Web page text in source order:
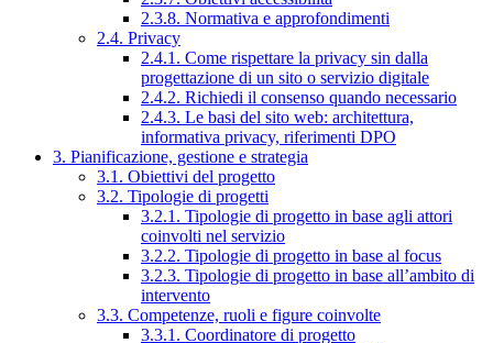
2.3.8. Normativa e approfondimenti
2.4. Privacy
2.4.1. Come rispettare la privacy sin dalla
progettazione di un sito o servizio digitale
2.4.2. Richiedi il consenso quando necessario
2.4.3. Le basi del sito web: architettura,
informativa privacy, riferimenti DPO
3. Pianificazione, gestione e strategia
3.1. Obiettivi del progetto
3.2. Tipologie di progetti
3.2.1. Tipologie di progetto in base agli attori
coinvolti nel servizio
3.2.2. Tipologie di progetto in base al focus
3.2.3. Tipologie di progetto in base all’ambito di
intervento
3.3. Competenze, ruoli e figure coinvolte
3.3.1. Coordinatore di progetto